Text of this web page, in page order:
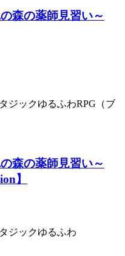
森の薬師見習い～
ジックゆるふわRPG（ブ
森の薬師見習い～
】
ジックゆるふわ